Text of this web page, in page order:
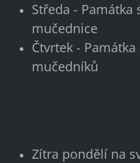
Středa - Památka
mučednice
Čtvrtek -
mučedníků
Zítra pondělí na